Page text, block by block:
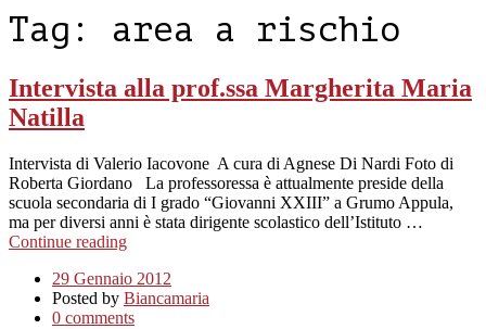
Tag: area a rischio
Intervista alla prof.ssa Margherita Maria
Natilla
Intervista di Valerio Iacovone A cura di Agnese Di Nardi Foto di
Roberta Giordano La professoressa è attualmente preside della
scuola secondaria di I grado “Giovanni XXIII” a Grumo Appula,
ma per diversi anni è stata dirigente scolastico dell’Istituto …
Continue reading
29 Gennaio 2012
Posted by Biancamaria
0 comments